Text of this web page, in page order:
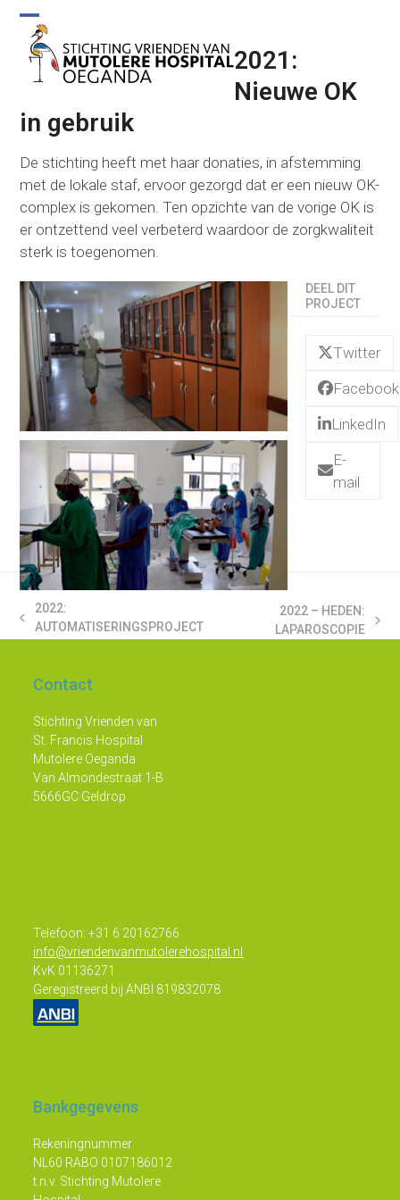
Skip
content
Open
mobile
Close
mobile
2021:
Nieuwe OK
in gebruik
De stichting heeft met haar donaties, in afstemming
met de lokale staf, ervoor gezorgd dat er een nieuw OK-
complex is gekomen. Ten opzichte van de vorige OK is
er ontzettend veel verbeterd waardoor de zorgkwaliteit
sterk is toegenomen.
DEEL DIT
PROJECT
Twitter
Facebook
LinkedIn
E-
mail
PREVIOUS
POST:
2022:
AUTOMATISERINGSPROJECT
2022 – HEDEN:
LAPAROSCOPIE
Contact
Stichting Vrienden van
St. Francis Hospital
Mutolere Oeganda
Van Almondestraat 1-B
5666GC Geldrop
Telefoon: +31 6 20162766
info@vriendenvanmutolerehospital.nl
KvK 01136271
Geregistreerd bij ANBI 819832078
Bankgegevens
Rekeningnummer
NL60 RABO 0107186012
t.n.v. Stichting Mutolere